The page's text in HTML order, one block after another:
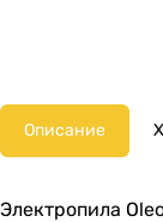
Описание
Электропила